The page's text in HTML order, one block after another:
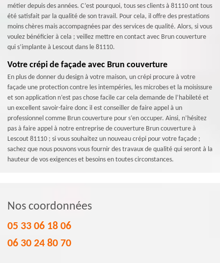
métier depuis des années. C’est pourquoi, tous ses clients à 81110 ont tous
été satisfait par la qualité de son travail. Pour cela, il offre des prestations
moins chères mais accompagnées par des services de qualité. Alors, si vous
voulez bénéficier à cela ; veillez mettre en contact avec Brun couverture
qui s’implante à Lescout dans le 81110.
Votre crépi de façade avec Brun couverture
En plus de donner du design à votre maison, un crépi procure à votre
façade une protection contre les intempéries, les microbes et la moisissure
et son application n’est pas chose facile car cela demande de l’habileté et
un excellent savoir-faire donc il est conseiller de faire appel à un
professionnel comme Brun couverture pour s’en occuper. Ainsi, n’hésitez
pas à faire appel à notre entreprise de couverture Brun couverture à
Lescout 81110 ; si vous souhaitez un nouveau crépi pour votre façade ;
sachez que nous pouvons vous fournir des travaux de qualité qui seront à la
hauteur de vos exigences et besoins en toutes circonstances.
Nos coordonnées
05 33 06 18 06
06 30 24 80 70